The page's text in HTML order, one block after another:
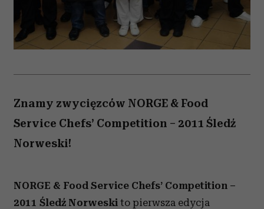
Znamy zwycięzców NORGE & Food
Service Chefs’ Competition – 2011 Śledź
Norweski!
NORGE & Food Service Chefs’ Competition –
2011 Śledź Norweski to pierwsza edycja